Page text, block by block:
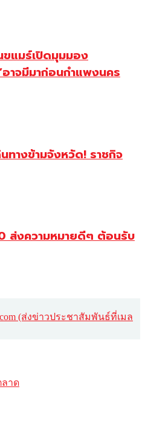
ขแมร์เปิดมุมมอง
าจมีมาก่อนกำแพงนคร
ทางข้ามจังหวัด! ราชกิจ
ส่งความหมายดีๆ ต้อนรับ
(ส่งข่าวประชาสัมพันธ์ที่เมล
ลาด